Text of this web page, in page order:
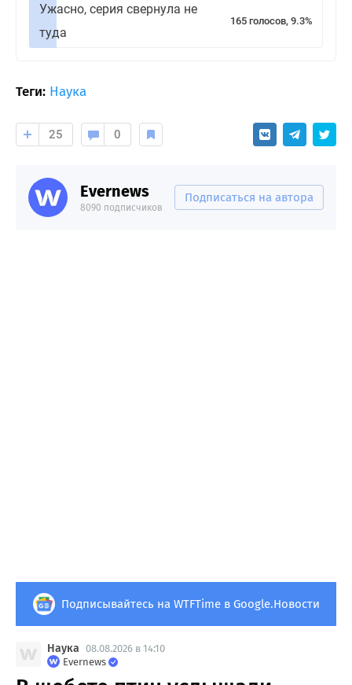
Ужасно, серия свернула не
туда
165 голосов, 9.3%
Теги: Наука
25 0
Evernews
8090 подписчиков
Подписаться на автора
Подписывайтесь на WTFTime в Google.Новости
Наука 08.08.2026 в 14:10
Evernews